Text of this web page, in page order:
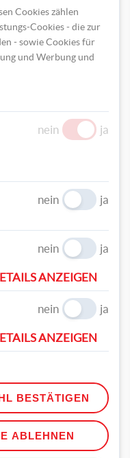
zwei Löcher in
durch und verknotet
Cookies zählen
Cookies - die zur
- sowie Cookies für
und Werbung und
nein ja
nein ja
nein ja
ANZEIGEN
nein ja
ANZEIGEN
BESTÄTIGEN
ABLEHNEN